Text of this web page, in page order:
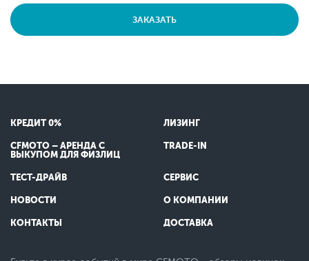
ЗАКАЗАТЬ
КРЕДИТ 0% ЛИЗИНГ
CFMOTO – АРЕНДА С
ВЫКУПОМ ДЛЯ ФИЗЛИЦ
TRADE-IN
ТЕСТ-ДРАЙВ СЕРВИС
НОВОСТИ О КОМПАНИИ
КОНТАКТЫ ДОСТАВКА